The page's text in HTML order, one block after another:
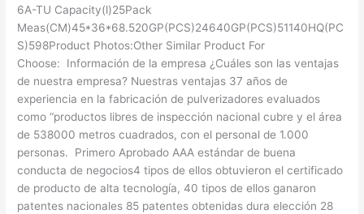
6A-TU Capacity(l)25Pack
Meas(CM)45*36*68.520GP(PCS)24640GP(PCS)51140HQ(PC
S)598Product Photos:Other Similar Product For
Choose: Información de la empresa ¿Cuáles son las ventajas
de nuestra empresa? Nuestras ventajas 37 años de
experiencia en la fabricación de pulverizadores evaluados
como “productos libres de inspección nacional cubre y el área
de 538000 metros cuadrados, con el personal de 1.000
personas. Primero Aprobado AAA estándar de buena
conducta de negocios4 tipos de ellos obtuvieron el certificado
de producto de alta tecnología, 40 tipos de ellos ganaron
patentes nacionales 85 patentes obtenidas dura elección 28